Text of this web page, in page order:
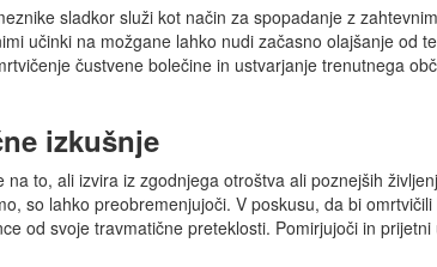
sladkor služi kot način za spopadanje z
učinki na možgane lahko nudi začasno olajšanje od
čustvene bolečine in ustvarjanje trenutnega
izkušnje
na to, ali izvira iz zgodnjega otroštva ali poznejših
so lahko preobremenjujoči. V poskusu, da bi
od svoje travmatične preteklosti. Pomirjujoči in